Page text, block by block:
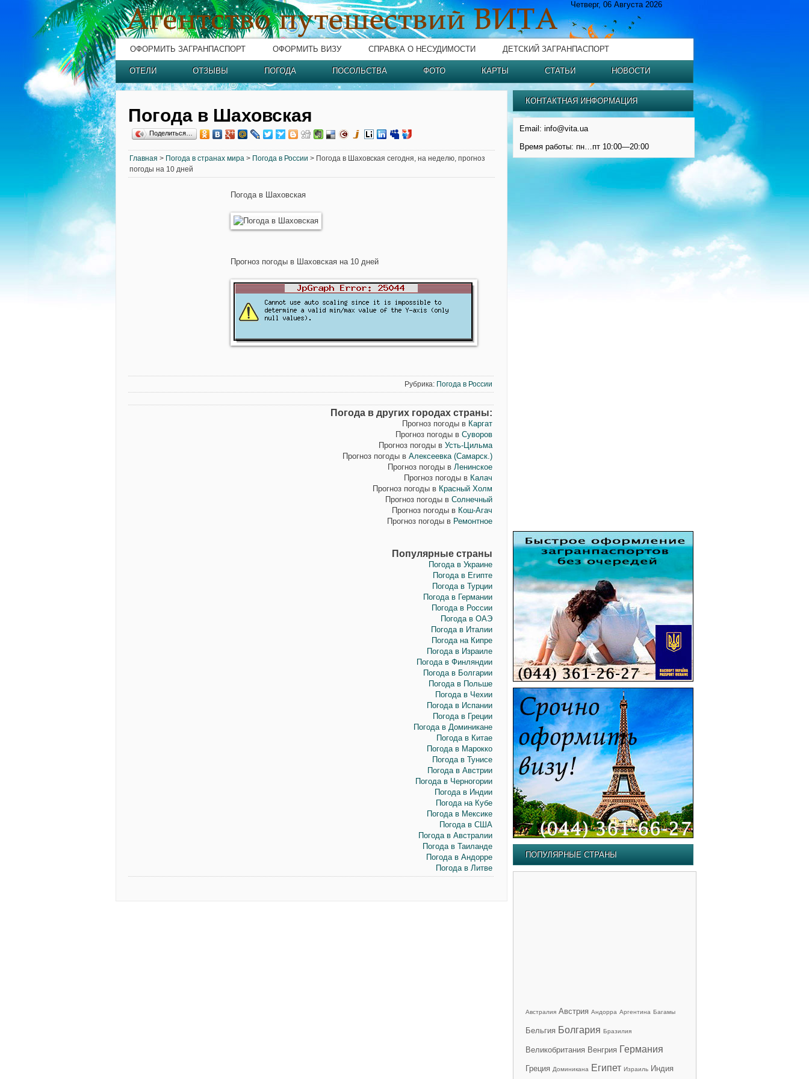
Четверг, 06 Августа 2026
ОФОРМИТЬ ЗАГРАНПАСПОРТ ОФОРМИТЬ ВИЗУ СПРАВКА О НЕСУДИМОСТИ ДЕТСКИЙ ЗАГРАНПАСПОРТ
ОТЕЛИ ОТЗЫВЫ ПОГОДА ПОСОЛЬСТВА ФОТО КАРТЫ СТАТЬИ НОВОСТИ
Погода в Шаховская
Поделиться…
Главная > Погода в странах мира > Погода в России > Погода в Шаховская сегодня, на неделю, прогноз
погоды на 10 дней
Погода в Шаховская
Прогноз погоды в Шаховская на 10 дней
Рубрика: Погода в России
Погода в других городах страны:
Прогноз погоды в Каргат
Прогноз погоды в Суворов
Прогноз погоды в Усть-Цильма
Прогноз погоды в Алексеевка (Самарск.)
Прогноз погоды в Ленинское
Прогноз погоды в Калач
Прогноз погоды в Красный Холм
Прогноз погоды в Солнечный
Прогноз погоды в Кош-Агач
Прогноз погоды в Ремонтное
Популярные страны
Погода в Украине
Погода в Египте
Погода в Турции
Погода в Германии
Погода в России
Погода в ОАЭ
Погода в Италии
Погода на Кипре
Погода в Израиле
Погода в Финляндии
Погода в Болгарии
Погода в Польше
Погода в Чехии
Погода в Испании
Погода в Греции
Погода в Доминикане
Погода в Китае
Погода в Марокко
Погода в Тунисе
Погода в Австрии
Погода в Черногории
Погода в Индии
Погода на Кубе
Погода в Мексике
Погода в США
Погода в Австралии
Погода в Таиланде
Погода в Андорре
Погода в Литве
КОНТАКТНАЯ ИНФОРМАЦИЯ
Email: info@vita.ua
Время работы: пн…пт 10:00—20:00
ПОПУЛЯРНЫЕ СТРАНЫ
Австралия Австрия Андорра Аргентина Багамы
Бельгия Болгария Бразилия
Великобритания Венгрия Германия
Греция Доминикана Египет Израиль Индия